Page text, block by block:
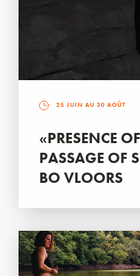
25 JUIN AU 30 AOÛT
«PRESENCE
PASSAGE OF
BO VLOORS